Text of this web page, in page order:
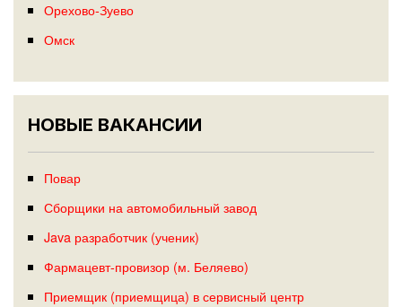
Орехово-Зуево
Омск
НОВЫЕ ВАКАНСИИ
Повар
Сборщики на автомобильный завод
Java разработчик (ученик)
Фармацевт-провизор (м. Беляево)
Приемщик (приемщица) в сервисный центр